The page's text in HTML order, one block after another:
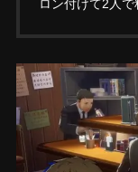
ロン付けて2人